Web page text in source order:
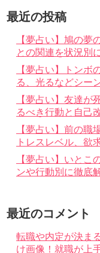
最近の投稿
【夢占い】鳩の夢
との関連を状況別
【夢占い】トンボ
る、光るなどシー
【夢占い】友達が
るべき行動と自己
【夢占い】前の職
トレスレベル、欲
【夢占い】いとこ
ンや行動別に徹底
最近のコメント
転職や内定が決ま
け画像！就職が上